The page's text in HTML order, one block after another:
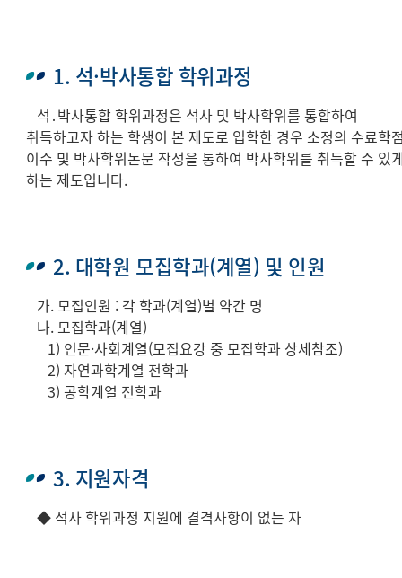
1. 석·박사통합 학위과정
석․박사통합 학위과정은 석사 및 박사학위를 통합하여
취득하고자 하는 학생이 본 제도로 입학한 경우 소정의 수료학
이수 및 박사학위논문 작성을 통하여 박사학위를 취득할 수 있
하는 제도입니다.
2. 대학원 모집학과(계열) 및 인원
가. 모집인원 : 각 학과(계열)별 약간 명
나. 모집학과(계열)
1) 인문·사회계열(모집요강 중 모집학과 상세참조)
2) 자연과학계열 전학과
3) 공학계열 전학과
3. 지원자격
◆ 석사 학위과정 지원에 결격사항이 없는 자